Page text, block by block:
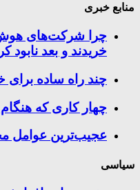
منابع خبری
چرا شرکت‌های هوش
خریدند و بعد نابود
چند راه‌ ساده
چهار کاری که هنگام
عجیب‌ترین عوامل
سیاسی